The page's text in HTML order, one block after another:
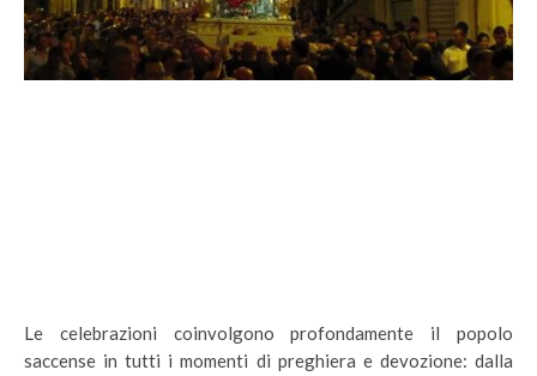
Le celebrazioni coinvolgono profondamente il popolo
saccense in tutti i momenti di preghiera e devozione: dalla